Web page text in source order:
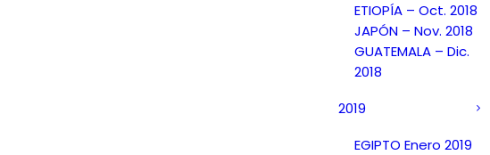
ETIOPÍA – Oct. 2018
JAPÓN – Nov. 2018
GUATEMALA – Dic.
2018
2019
EGIPTO Enero 2019